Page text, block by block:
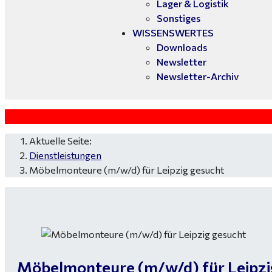
Lager & Logistik
Sonstiges
WISSENSWERTES
Downloads
Newsletter
Newsletter-Archiv
Aktuelle Seite:
Dienstleistungen
Möbelmonteure (m/w/d) für Leipzig gesucht
Möbelmonteure (m/w/d) für